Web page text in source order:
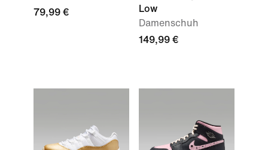
79,99 €
Low
Damenschuh
149,99 €